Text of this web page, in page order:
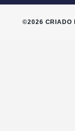
©2026 CRIADO